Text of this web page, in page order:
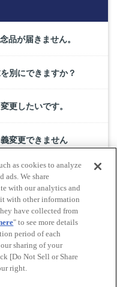
品が届きません。
別にできますか？
更したいです。
変更できません
きJAF会員証）で貯
たいのですが。
Information
JAF
as cookies to analyze
ads. We share
with our analytics and
with other information
have collected from
" to see more details
period of each
sharing of your
[Do Not Sell or Share
right.